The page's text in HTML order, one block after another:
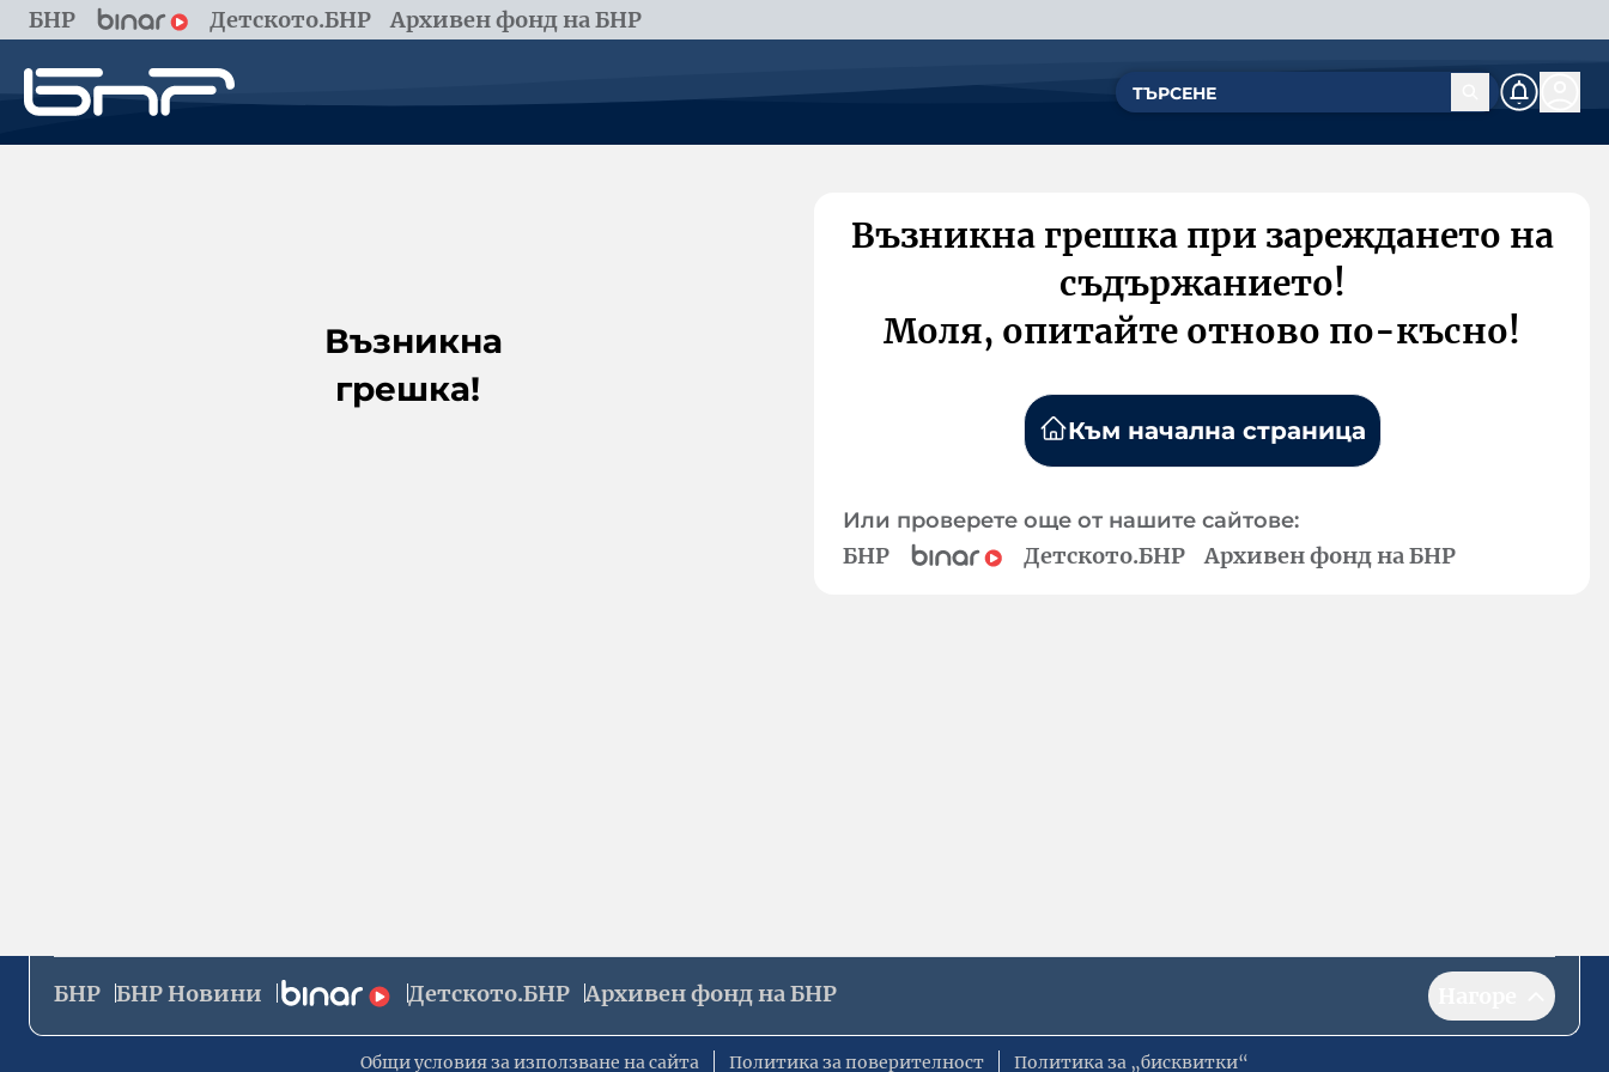
БНР Детското.БНР Архивен фонд на БНР
Възникна
грешка!
Възникна грешка при зареждането на
съдържанието!
Моля, опитайте отново по-късно!
Към начална страница
Или проверете още от нашите сайтове:
БНР Детското.БНР Архивен фонд на БНР
БНР БНР Новини Детското.БНР Архивен фонд на БНР
Общи условия за използване на сайта Политика за поверителност Политика за „бисквитки“